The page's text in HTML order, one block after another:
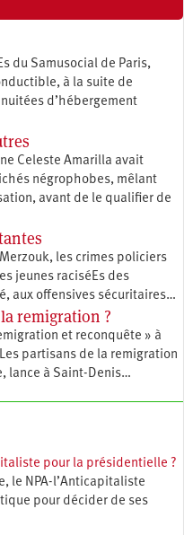
du Samusocial de Paris,
à la suite de
d’hébergement
Celeste Amarilla avait
négrophobes, mêlant
avant de le qualifier de
les crimes policiers
jeunes raciséEs des
aux offensives sécuritaires…
remigration ?
et reconquête » à
partisans de la remigration
lance à Saint-Denis…
pour la présidentielle ?
le NPA-l’Anticapitaliste
pour décider de ses